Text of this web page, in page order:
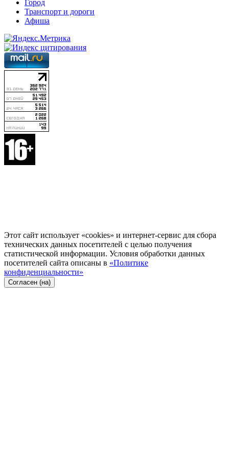
Город
Транспорт и дороги
Афиша
Этот сайт использует «cookies» и интернет-сервис для сбора
технических данных посетителей с целью получения
статистической информации. Условия обработки данных
посетителей сайта описаны в «Политике
конфиденциальности»
Согласен (на)